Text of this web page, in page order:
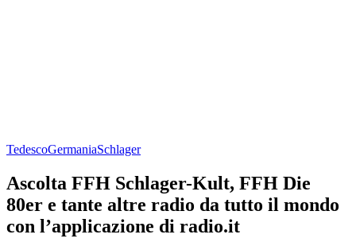
TedescoGermaniaSchlager
Ascolta FFH Schlager-Kult, FFH Die
80er e tante altre radio da tutto il mondo
con l’applicazione di radio.it